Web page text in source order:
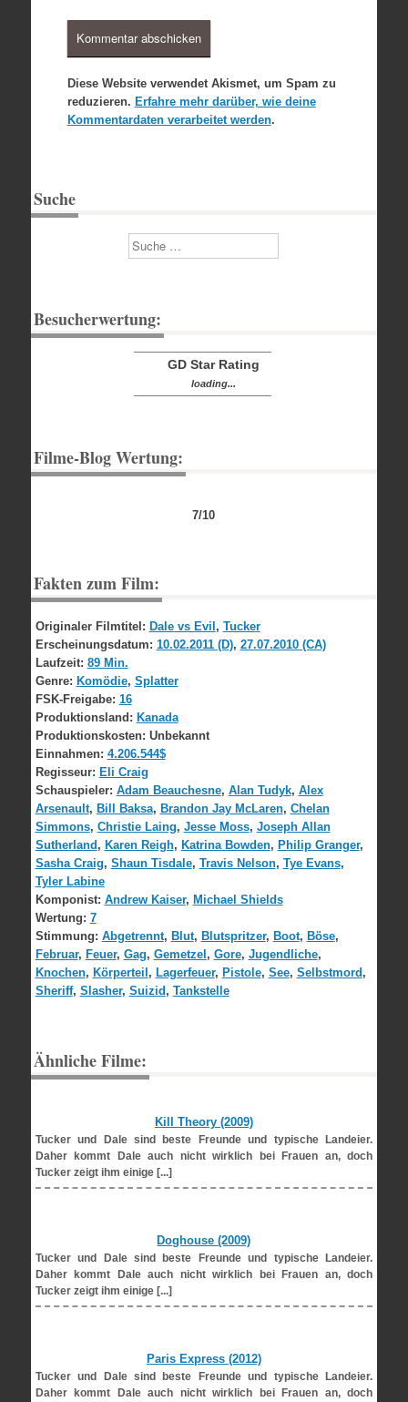
Diese Website verwendet Akismet, um Spam zu
reduzieren. Erfahre mehr darüber, wie deine
Kommentardaten verarbeitet werden.
Suche
Suchen
Besucherwertung:
GD Star Rating
loading...
Filme-Blog Wertung:
7/10
Fakten zum Film:
Originaler Filmtitel: Dale vs Evil , Tucker
Erscheinungsdatum: 10.02.2011 (D), 27.07.2010 (CA)
Laufzeit: 89 Min.
Genre: Komödie, Splatter
FSK-Freigabe: 16
Produktionsland: Kanada
Produktionskosten: Unbekannt
Einnahmen: 4.206.544$
Regisseur: Eli Craig
Schauspieler: Adam Beauchesne, Alan Tudyk, Alex
Arsenault, Bill Baksa, Brandon Jay McLaren, Chelan
Simmons, Christie Laing, Jesse Moss, Joseph Allan
Sutherland , Karen Reigh, Katrina Bowden, Philip Granger,
Sasha Craig, Shaun Tisdale, Travis Nelson, Tye Evans,
Tyler Labine
Komponist: Andrew Kaiser, Michael Shields
Wertung: 7
Stimmung: Abgetrennt, Blut, Blutspritzer, Boot, Böse,
Februar, Feuer, Gag, Gemetzel , Gore, Jugendliche,
Knochen, Körperteil , Lagerfeuer, Pistole, See, Selbstmord ,
Sheriff, Slasher, Suizid , Tankstelle
Ähnliche Filme:
Kill Theory (2009)
Tucker und Dale sind beste Freunde und typische Landeier.
Daher kommt Dale auch nicht wirklich bei Frauen an, doch
Tucker zeigt ihm einige [...]
Doghouse (2009)
Tucker und Dale sind beste Freunde und typische Landeier.
Daher kommt Dale auch nicht wirklich bei Frauen an, doch
Tucker zeigt ihm einige [...]
Paris Express (2012)
Tucker und Dale sind beste Freunde und typische Landeier.
Daher kommt Dale auch nicht wirklich bei Frauen an, doch